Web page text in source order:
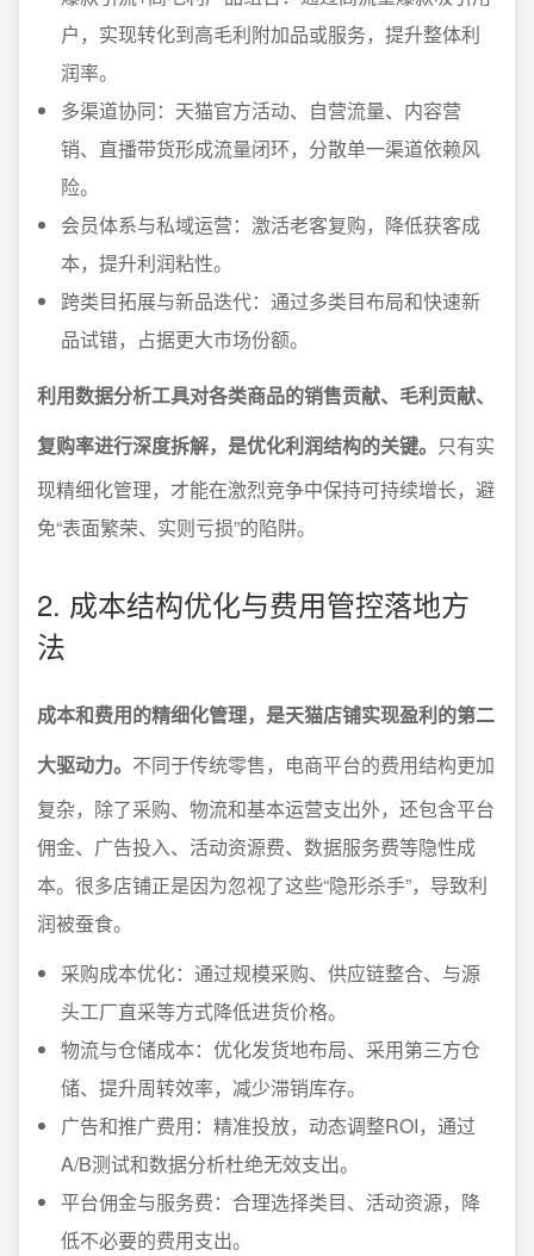
户，实现转化到高毛利附加品或服务，提升整体利
润率。
多渠道协同：天猫官方活动、自营流量、内容营
销、直播带货形成流量闭环，分散单一渠道依赖风
险。
会员体系与私域运营：激活老客复购，降低获客成
本，提升利润粘性。
跨类目拓展与新品迭代：通过多类目布局和快速新
品试错，占据更大市场份额。
利用数据分析工具对各类商品的销售贡献、毛利贡献、
复购率进行深度拆解，是优化利润结构的关键。 只有实
现精细化管理，才能在激烈竞争中保持可持续增长，避
免“表面繁荣、实则亏损”的陷阱。
2. 成本结构优化与费用管控落地方
法
成本和费用的精细化管理，是天猫店铺实现盈利的第二
大驱动力。 不同于传统零售，电商平台的费用结构更加
复杂，除了采购、物流和基本运营支出外，还包含平台
佣金、广告投入、活动资源费、数据服务费等隐性成
本。很多店铺正是因为忽视了这些“隐形杀手”，导致利
润被蚕食。
采购成本优化：通过规模采购、供应链整合、与源
头工厂直采等方式降低进货价格。
物流与仓储成本：优化发货地布局、采用第三方仓
储、提升周转效率，减少滞销库存。
广告和推广费用：精准投放，动态调整ROI，通过
A/B测试和数据分析杜绝无效支出。
平台佣金与服务费：合理选择类目、活动资源，降
低不必要的费用支出。